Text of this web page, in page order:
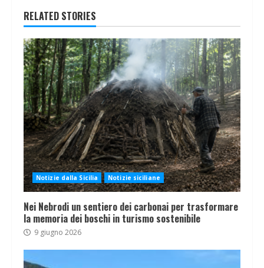
RELATED STORIES
Notizie dalla Sicilia Notizie siciliane
Nei Nebrodi un sentiero dei carbonai per trasformare
la memoria dei boschi in turismo sostenibile
9 giugno 2026